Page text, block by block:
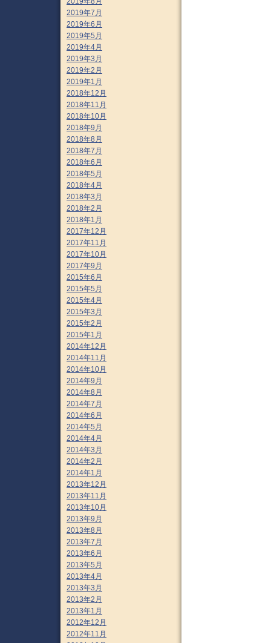
2019年7月
2019年6月
2019年5月
2019年4月
2019年3月
2019年2月
2019年1月
2018年12月
2018年11月
2018年10月
2018年9月
2018年8月
2018年7月
2018年6月
2018年5月
2018年4月
2018年3月
2018年2月
2018年1月
2017年12月
2017年11月
2017年10月
2017年9月
2015年6月
2015年5月
2015年4月
2015年3月
2015年2月
2015年1月
2014年12月
2014年11月
2014年10月
2014年9月
2014年8月
2014年7月
2014年6月
2014年5月
2014年4月
2014年3月
2014年2月
2014年1月
2013年12月
2013年11月
2013年10月
2013年9月
2013年8月
2013年7月
2013年6月
2013年5月
2013年4月
2013年3月
2013年2月
2013年1月
2012年12月
2012年11月